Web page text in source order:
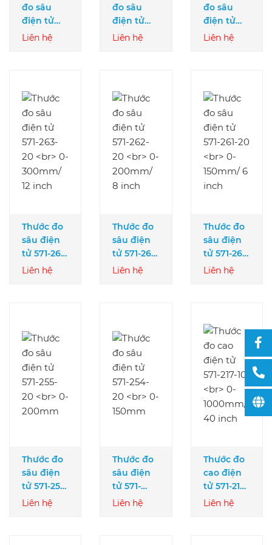
đo sâu
điện tử
547-251A
Liên hệ
đo sâu
điện tử
547-212A
Liên hệ
đo sâu
điện tử
547-211A
Liên hệ
Thước đo
sâu điện
tử 571-263-
20
Liên hệ
Thước đo
sâu điện
tử 571-262-
20
Liên hệ
Thước đo
sâu điện
tử 571-261-
20
Liên hệ
Thước đo
sâu điện
tử 571-255-
20
Liên hệ
Thước đo
sâu điện
tử 571-
254-20
Liên hệ
Thước đo
cao điện
tử 571-217-
10
Liên hệ